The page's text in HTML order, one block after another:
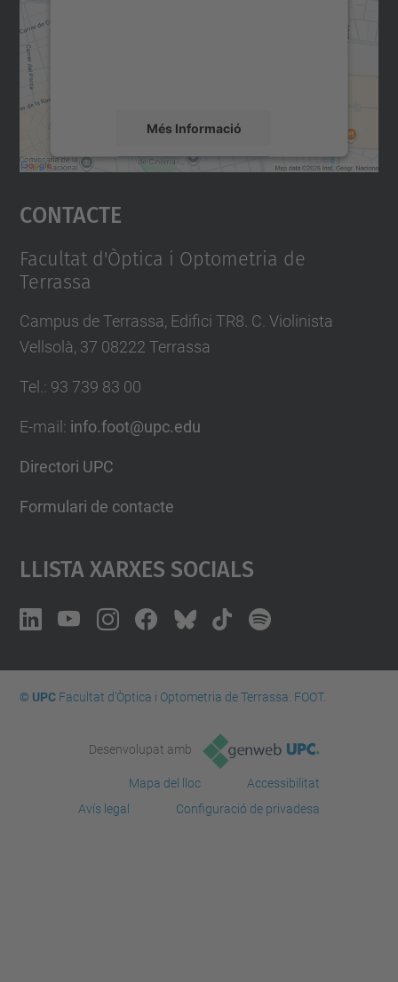
Més Informació
Accepta
powered by
Contacte
Facultat d'Òptica i Optometria de
Terrassa
Campus de Terrassa, Edifici TR8. C. Violinista
Vellsolà, 37 08222 Terrassa
Tel. : 93 739 83 00
E-mail : info.foot@upc.edu
Directori UPC
Formulari de contacte
Llista Xarxes Socials
© UPCFacultat d'Òptica i Optometria de Terrassa. FOOT.
Desenvolupat amb
Mapa del lloc
Accessibilitat
Avís legal
Configuració de privadesa